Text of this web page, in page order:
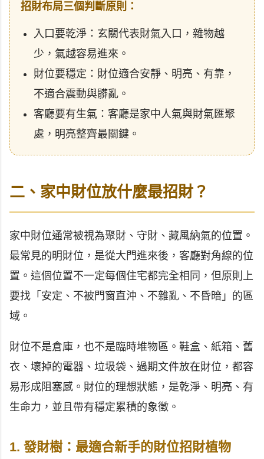
招財布局三個判斷原則：
入口要乾淨：玄關代表財氣入口，雜物越
少，氣越容易進來。
財位要穩定：財位適合安靜、明亮、有靠，
不適合震動與髒亂。
客廳要有生氣：客廳是家中人氣與財氣匯聚
處，明亮整齊最關鍵。
二、家中財位放什麼最招財？
家中財位通常被視為聚財、守財、藏風納氣的位置。
最常見的明財位，是從大門進來後，客廳對角線的位
置。這個位置不一定每個住宅都完全相同，但原則上
要找「安定、不被門窗直沖、不雜亂、不昏暗」的區
域。
財位不是倉庫，也不是臨時堆物區。鞋盒、紙箱、舊
衣、壞掉的電器、垃圾袋、過期文件放在財位，都容
易形成阻塞感。財位的理想狀態，是乾淨、明亮、有
生命力，並且帶有穩定累積的象徵。
1. 發財樹：最適合新手的財位招財植物